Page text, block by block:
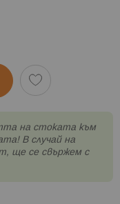
на стоката към
В случай на
ще се свържем с